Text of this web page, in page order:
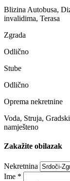
Blizina Autobusa,
invalidima, Terasa
Zgrada
Odlično
Stube
Odlično
Oprema nekretnine
Voda, Struja,
namješteno
Zakažite obilazak
Nekretnina
Ime *